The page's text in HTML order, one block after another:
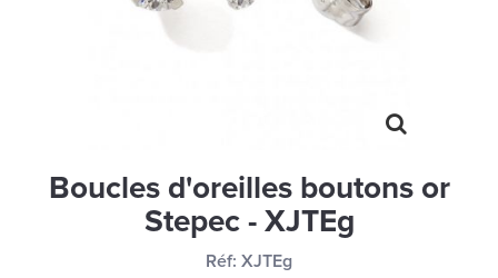
CARTES CADEAUX
Boucles d'oreilles boutons or
Stepec - XJTEg
Réf: XJTEg